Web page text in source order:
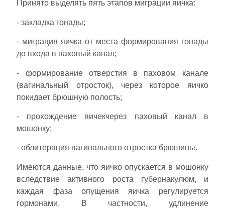
Принято выделять пять этапов миграции яичка:
- закладка гонады;
- миграция яичка от места формирования гонады
до входа в паховый канал;
- формирование отверстия в паховом канале
(вагинальный отросток), через которое яичко
покидает брюшную полость;
- прохождение яичекчерез паховый канал в
мошонку;
- облитерация вагинального отростка брюшины.
Имеются данные, что яичко опускается в мошонку
вследствие активного роста губернакулюм, и
каждая фаза опущения яичка регулируется
гормонами. В частности, удлинение